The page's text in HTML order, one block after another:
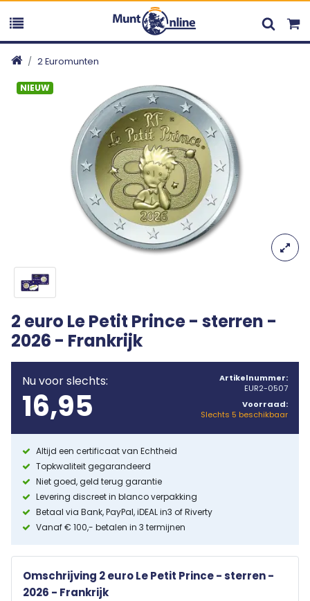
2 Euromunten
NIEUW
2 euro Le Petit Prince - sterren -
2026 - Frankrijk
Nu voor slechts:
16,95
Artikelnummer:
EUR2-0507
Voorraad:
Slechts 5 beschikbaar
Altijd een certificaat van Echtheid
Topkwaliteit gegarandeerd
Niet goed, geld terug garantie
Levering discreet in blanco verpakking
Betaal via Bank, PayPal, iDEAL in3 of Riverty
Vanaf € 100,- betalen in 3 termijnen
Omschrijving 2 euro Le Petit Prince - sterren -
2026 - Frankrijk